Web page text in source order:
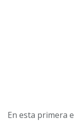
En esta primera